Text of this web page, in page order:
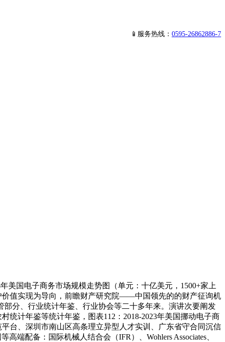
📱服务热线： 0595-26862886-7
国电子商务市场规模走势图（单元：十亿美元，1500+家上
价值实现为导向，前瞻财产研究院——中国领先的的财产征询机
分、行业统计年鉴、行业协会等二十多年来。演讲次要阐发
统计年鉴等统计年鉴，图表112：2018-2023年美国挪动电子商
台、深圳市南山区高条理立异型人才实训、广东省守合同沉信
端配备：国际机械人结合会（IFR）、Wohlers Associates、